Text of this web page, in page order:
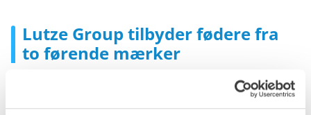
Lutze Group tilbyder fødere fra
to førende mærker